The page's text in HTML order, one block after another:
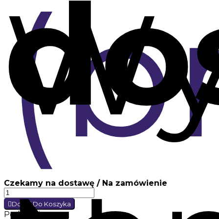
Czekamy na dostawę / Na zamówienie
Dodaj Do Koszyka
Podziel się